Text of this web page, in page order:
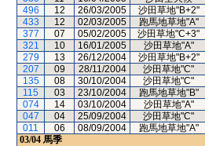
496
12 26/03/2005 沙田草地"B+2"
433
12 02/03/2005 跑馬地草地"A"
377
07 05/02/2005 沙田草地"C+3"
321
10 16/01/2005 沙田草地"A"
279
13 26/12/2004 沙田草地"B+2"
207
09 28/11/2004 沙田草地"C"
135
08 30/10/2004 沙田草地"C"
115
03 23/10/2004 跑馬地草地"B"
074
14 03/10/2004 沙田草地"A"
047
04 25/09/2004 沙田草地"C"
011
06 08/09/2004 跑馬地草地"A"
03/04 馬季